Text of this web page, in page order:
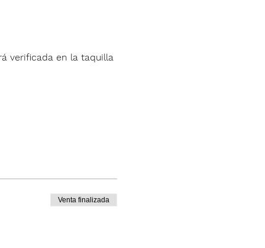
verificada en la taquilla
Venta finalizada